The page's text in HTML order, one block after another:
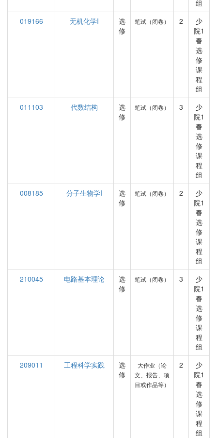
组
019166
无机化学I
选
修
笔试（闭卷） 2
少
院1
春
选
修
课
程
组
011103
代数结构
选
修
笔试（闭卷） 3
少
院1
春
选
修
课
程
组
008185
分子生物学I
选
修
笔试（闭卷） 2
少
院1
春
选
修
课
程
组
210045
电路基本理论
选
修
笔试（闭卷） 3
少
院1
春
选
修
课
程
组
209011
工程科学实践
选
修
大作业（论
文、报告、项
目或作品等）
2
少
院1
春
选
修
课
程
组